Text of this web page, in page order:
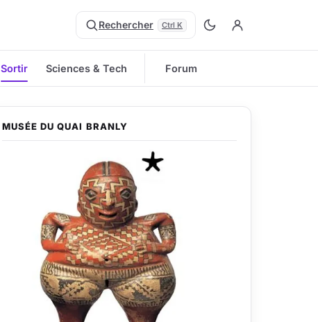
Rechercher Ctrl K
Sortir Sciences & Tech Forum
MUSÉE DU QUAI BRANLY